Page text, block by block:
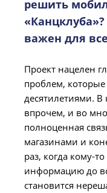
решить
важен для
Проект нацелен
проблем,
десятилетиями. В
впрочем, и во
полноценная
магазинами и
раз, когда кому-
информацию до
становится